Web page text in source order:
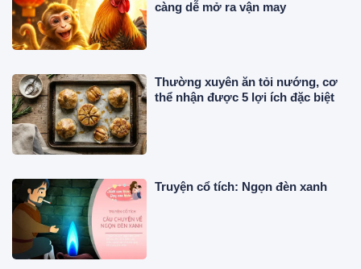
càng dễ mở ra vận may
Thường xuyên ăn tỏi nướng, cơ
thể nhận được 5 lợi ích đặc biệt
Truyện cổ tích: Ngọn đèn xanh